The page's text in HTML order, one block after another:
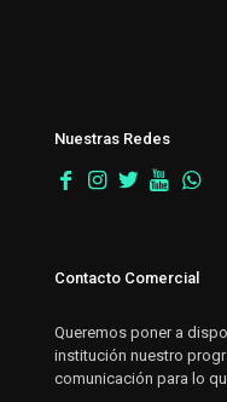
Nuestras Redes
Contacto Comercial
Queremos poner a
institución nuestro
comunicación para lo